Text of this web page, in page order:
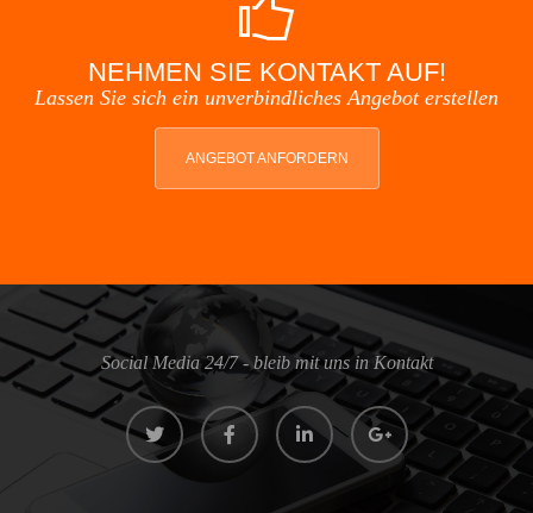
NEHMEN SIE KONTAKT AUF!
Lassen Sie sich ein unverbindliches Angebot erstellen
ANGEBOT ANFORDERN
Social Media 24/7 - bleib mit uns in Kontakt